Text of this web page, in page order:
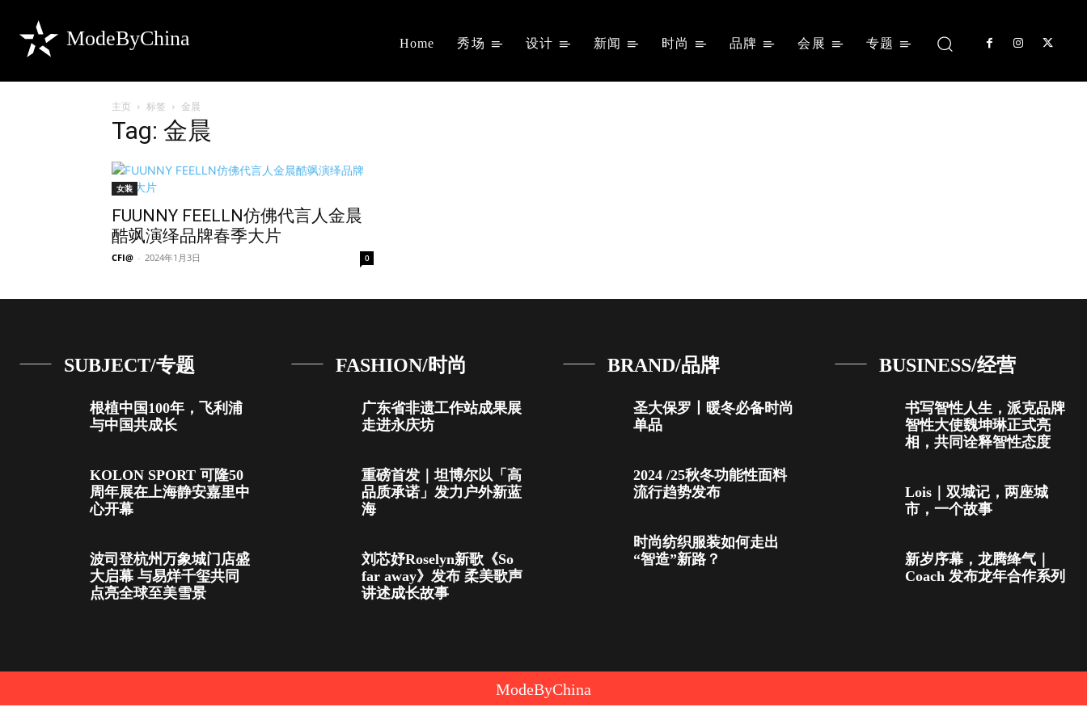
ModeByChina Home 秀场 设计 新闻 时尚 品牌 会展 专题
主页 标签 金晨
Tag: 金晨
女装
FUUNNY FEELLN仿佛代言人金晨
酷飒演绎品牌春季大片
CFI@ - 2024年1月3日 0
SUBJECT/专题
根植中国100年，飞利浦
与中国共成长
KOLON SPORT 可隆50
周年展在上海静安嘉里中
心开幕
波司登杭州万象城门店盛
大启幕 与易烊千玺共同
点亮全球至美雪景
FASHION/时尚
广东省非遗工作站成果展
走进永庆坊
重磅首发｜坦博尔以「高
品质承诺」发力户外新蓝
海
刘芯妤Roselyn新歌《So
far away》发布 柔美歌声
讲述成长故事
BRAND/品牌
圣大保罗丨暖冬必备时尚
单品
2024 /25秋冬功能性面料
流行趋势发布
时尚纺织服装如何走出
“智造”新路？
BUSINESS/经营
书写智性人生，派克品牌
智性大使魏坤琳正式亮
相，共同诠释智性态度
Lois｜双城记，两座城
市，一个故事
新岁序幕，龙腾绛气｜
Coach 发布龙年合作系列
ModeByChina